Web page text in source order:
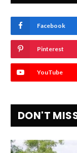
Facebook
Pinterest
YouTube
DON'T